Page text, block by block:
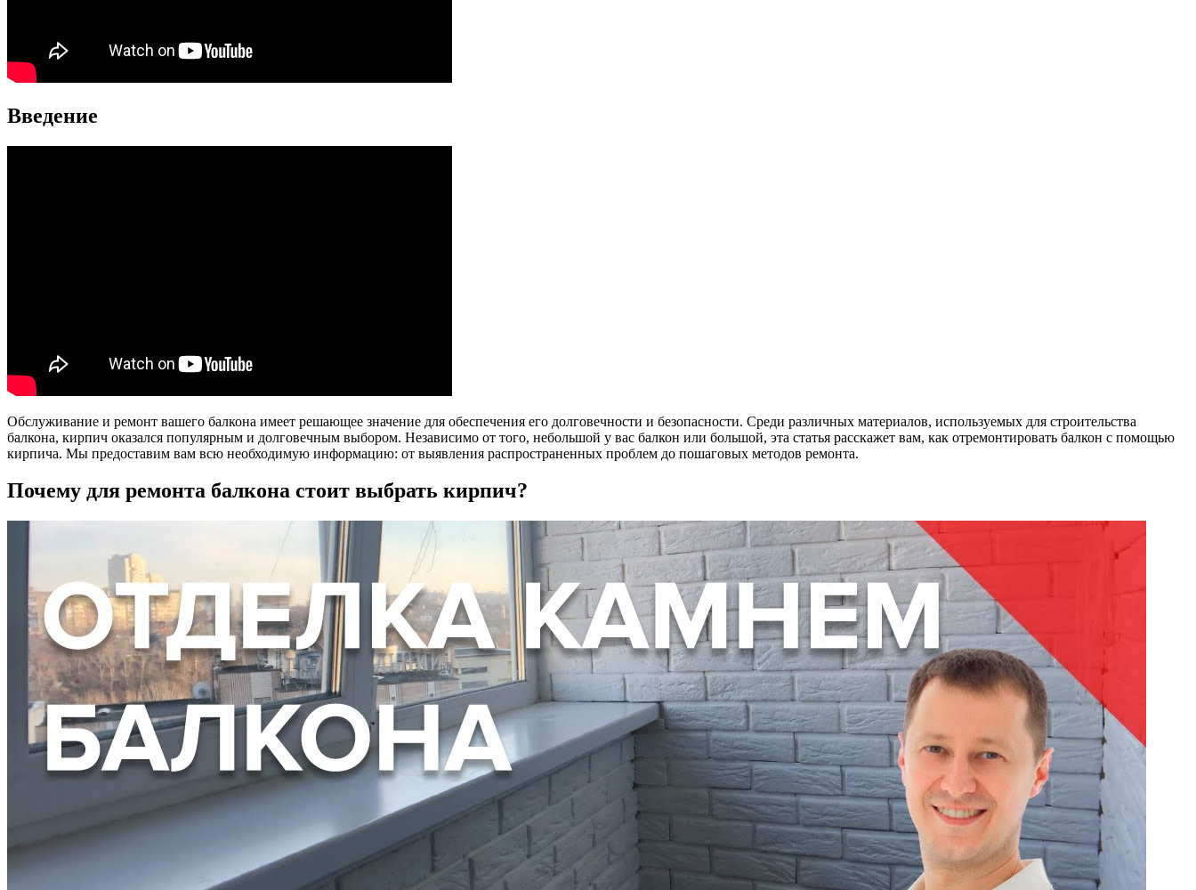
Введение
Обслуживание и ремонт вашего балкона имеет решающее значение для обеспечения его долговечности и безопасности. Среди различных материалов, используемых для строительства
балкона, кирпич оказался популярным и долговечным выбором. Независимо от того, небольшой у вас балкон или большой, эта статья расскажет вам, как отремонтировать балкон с помощью
кирпича. Мы предоставим вам всю необходимую информацию: от выявления распространенных проблем до пошаговых методов ремонта.
Почему для ремонта балкона стоит выбрать кирпич?